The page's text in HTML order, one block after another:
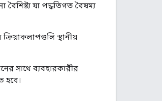
যা পদ্ধতিগত বৈষম্য
স্থানীয়
সাথে ব্যবহারকারীর
হবে।